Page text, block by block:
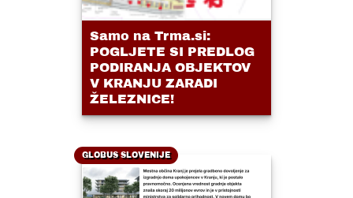
Samo na Trma.si:
POGLJETE SI PREDLOG
PODIRANJA OBJEKTOV
V KRANJU ZARADI
ŽELEZNICE!
GLOBUS SLOVENIJE